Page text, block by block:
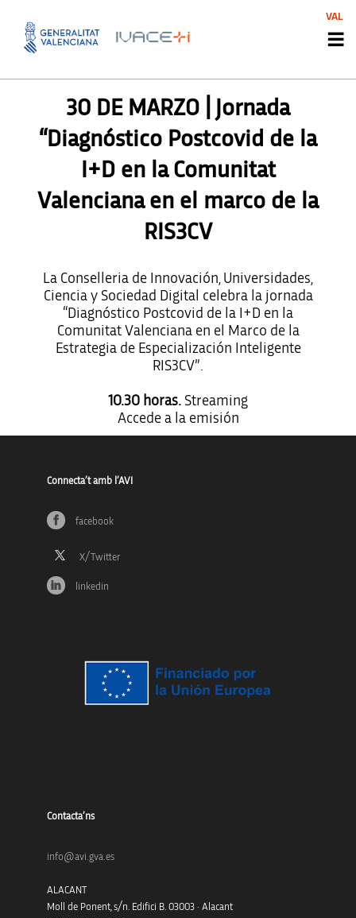
AGENDA SVI
30 DE MARZO | Jornada
“Diagnóstico Postcovid de la
I+D en la Comunitat
Valenciana en el marco de la
RIS3CV
La Conselleria de Innovación, Universidades,
Ciencia y Sociedad Digital celebra la jornada
“Diagnóstico Postcovid de la I+D en la
Comunitat Valenciana en el Marco de la
Estrategia de Especialización Inteligente
RIS3CV”.
10.30 horas. Streaming
Accede a la emisión
Connecta’t amb l’AVI
facebook
linkedin
Contacta’ns
info@avi.gva.es
ALACANT
Moll de Ponent, s/n. Edifici B. 03003 · Alacant
VAL